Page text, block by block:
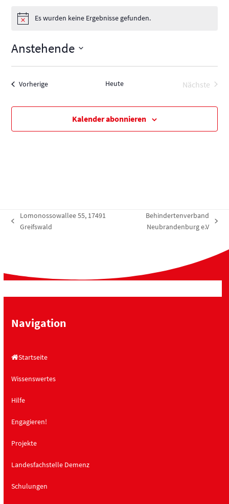
HinweisEs wurden keine Ergebnisse gefunden.
Anstehende
VorherigeVeranstaltungen Heute
Nächste
Kalender abonnieren
vorheriger
Lomonossowallee 55, 17491
Greifswald
Behindertenverband
Neubrandenburg e.V
Navigation
Startseite
Wissenswertes
Hilfe
Engagieren!
Projekte
Landesfachstelle Demenz
Schulungen